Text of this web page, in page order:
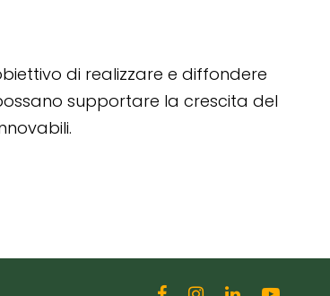
di realizzare e diffondere
supportare la crescita del